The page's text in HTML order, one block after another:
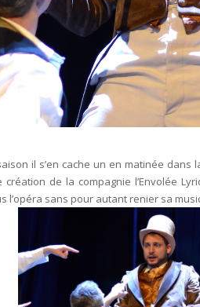
il s’en cache un en matinée
création de la compagnie l’Envolée
l’opéra sans pour autant renier sa